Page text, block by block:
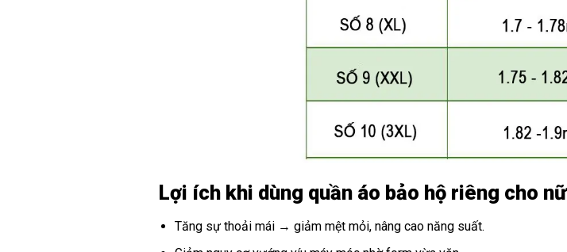
Lợi ích khi dùng quần áo bảo hộ riêng cho nữ
Tăng sự thoải mái → giảm mệt mỏi, nâng cao năng suất.